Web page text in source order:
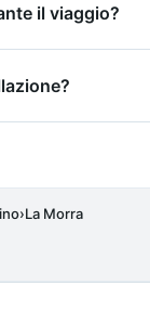
al
il viaggio?
›La Morra